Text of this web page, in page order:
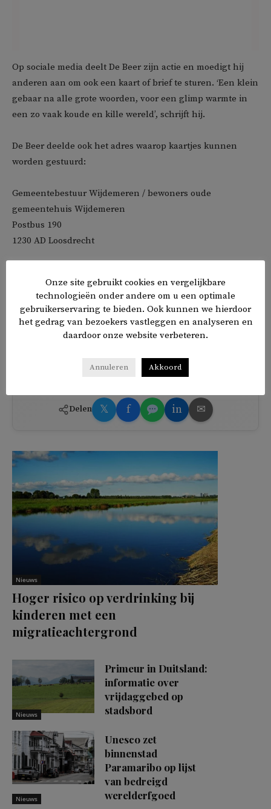
Op sociale media deelt De Beer zijn actie en moedigt hij
anderen aan om ook een kaart of brief te sturen. ‘Een klein
gebaar na alle grote woorden, voor een glimp warmte in
een zo vaak koude en kille wereld’, schrijft hij.
De Beer deelde ook het adres waarop kaartjes kunnen
worden gestuurd:
Gemeentebestuur Wijdemeren / bewoners oude
gemeentehuis Wijdemeren
Postbus 190
1230 AD Loosdrecht
asielbeleid. Op zijn initiatief ondertekenden voorgangers
van verschillende geloofsgemeenschappen
een briefaan
oud-premier Dick Schoof en Tweede Kamerleden, waarin
zij hun zorgen uitten over het asielbeleid.
extreemrechts
Delen 𝕏 f in ✉
Nieuws
Hoger risico op verdrinking bij
kinderen met een
migratieachtergrond
Nieuws
Primeur in Duitsland:
informatie over
vrijdaggebed op
stadsbord
Nieuws
Unesco zet
binnenstad
Paramaribo op lijst
van bedreigd
werelderfgoed
Onze site gebruikt cookies en vergelijkbare
technologieën onder andere om u een optimale
gebruikerservaring te bieden. Ook kunnen we hierdoor
het gedrag van bezoekers vastleggen en analyseren en
daardoor onze website verbeteren.
Annuleren Akkoord